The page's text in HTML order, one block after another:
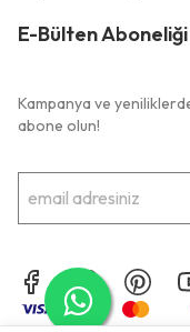
E-Bülten Aboneliği
Kampanya ve
abone olun!